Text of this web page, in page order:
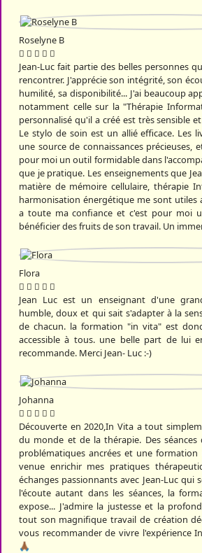
Roselyne B
Jean-Luc fait partie des belles personnes
rencontrer. J'apprécie son intégrité, son
humilité, sa disponibilité... J'ai beaucoup
notamment celle sur la "Thérapie
personnalisé qu'il a créé est très sensible
Le stylo de soin est un allié efficace. Les
une source de connaissances précieuses,
pour moi un outil formidable dans
que je pratique. Les enseignements que
matière de mémoire cellulaire, thérapie
harmonisation énergétique me sont utiles
a toute ma confiance et c'est pour moi
bénéficier des fruits de son travail. Un
Flora
Jean Luc est un enseignant d'une
humble, doux et qui sait s'adapter à la
de chacun. la formation "in vita" est
accessible à tous. une belle part de lui
recommande. Merci Jean- Luc :-)
Johanna
Découverte en 2020,In Vita a tout
du monde et de la thérapie. Des
problématiques ancrées et une
venue enrichir mes pratiques
échanges passionnants avec Jean-Luc qui
l'écoute autant dans les séances, la
expose... J'admire la justesse et la
tout son magnifique travail de création
vous recommander de vivre l'expérience
🙏🏾